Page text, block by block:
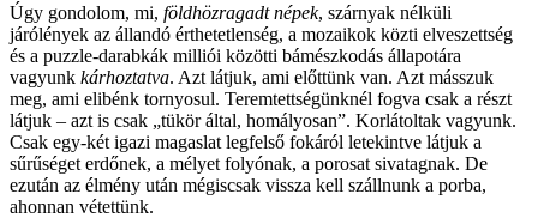
Úgy gondolom, mi, földhözragadt népek, szárnyak nélküli
járólények az állandó érthetetlenség, a mozaikok közti elveszettség
és a puzzle-darabkák milliói közötti bámészkodás állapotára
vagyunk kárhoztatva. Azt látjuk, ami előttünk van. Azt másszuk
meg, ami elibénk tornyosul. Teremtettségünknél fogva csak a részt
látjuk – azt is csak „tükör által, homályosan”. Korlátoltak vagyunk.
Csak egy-két igazi magaslat legfelső fokáról letekintve látjuk a
sűrűséget erdőnek, a mélyet folyónak, a porosat sivatagnak. De
ezután az élmény után mégiscsak vissza kell szállnunk a porba,
ahonnan vétettünk.